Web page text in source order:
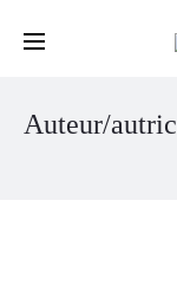
Auteur/